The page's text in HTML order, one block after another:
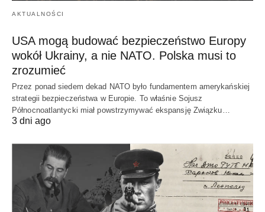
AKTUALNOŚCI
USA mogą budować bezpieczeństwo Europy
wokół Ukrainy, a nie NATO. Polska musi to
zrozumieć
Przez ponad siedem dekad NATO było fundamentem amerykańskiej
strategii bezpieczeństwa w Europie. To właśnie Sojusz
Północnoatlantycki miał powstrzymywać ekspansję Związku…
3 dni ago